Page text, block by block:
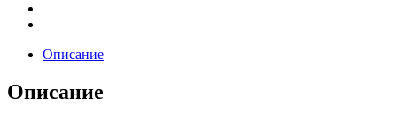
Описание
Описание